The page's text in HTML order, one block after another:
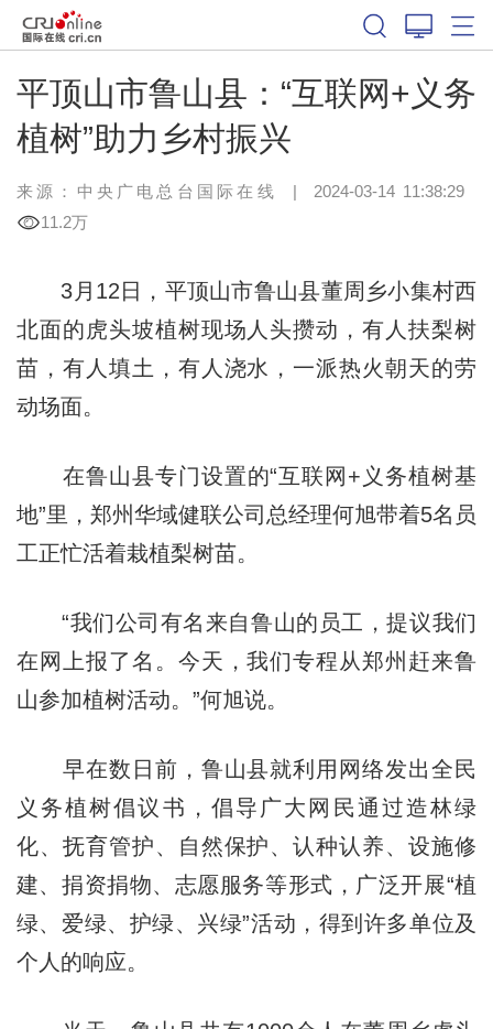
平顶山市鲁山县：“互联网+义务
植树”助力乡村振兴
来源：中央广电总台国际在线 | 2024-03-14 11:38:29
11.2万
3月12日，平顶山市鲁山县董周乡小集村西
北面的虎头坡植树现场人头攒动，有人扶梨树
苗，有人填土，有人浇水，一派热火朝天的劳
动场面。
在鲁山县专门设置的“互联网+义务植树基
地”里，郑州华域健联公司总经理何旭带着5名员
工正忙活着栽植梨树苗。
“我们公司有名来自鲁山的员工，提议我们
在网上报了名。今天，我们专程从郑州赶来鲁
山参加植树活动。”何旭说。
早在数日前，鲁山县就利用网络发出全民
义务植树倡议书，倡导广大网民通过造林绿
化、抚育管护、自然保护、认种认养、设施修
建、捐资捐物、志愿服务等形式，广泛开展“植
绿、爱绿、护绿、兴绿”活动，得到许多单位及
个人的响应。